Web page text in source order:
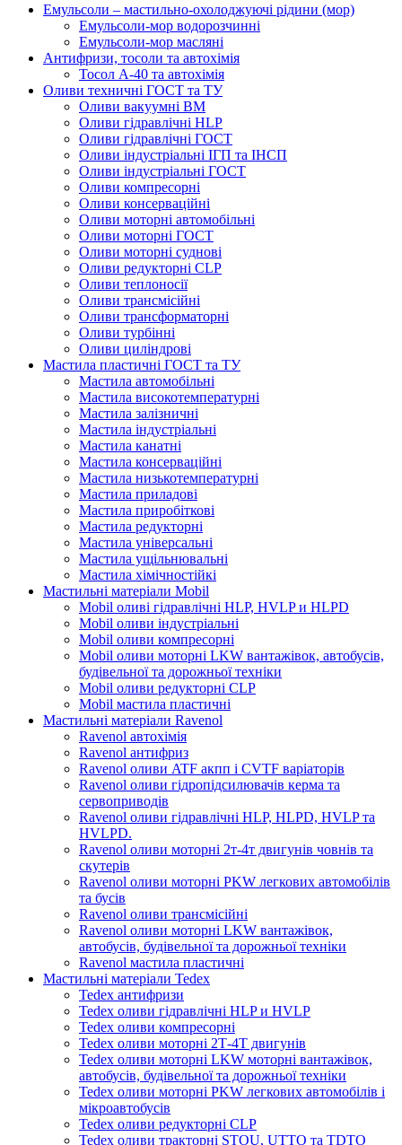
Емульсоли – мастильно-охолоджуючі рідини (мор)
Емульсоли-мор водорозчинні
Емульсоли-мор масляні
Антифризи, тосоли та автохімія
Тосол А-40 та автохімія
Оливи техничні ГОСТ та ТУ
Оливи вакуумні ВМ
Оливи гідравлічні HLP
Оливи гідравлічні ГОСТ
Оливи індустріальні ІГП та ІНСП
Оливи індустріальні ГОСТ
Оливи компресорні
Оливи консерваційні
Оливи моторні автомобільні
Оливи моторні ГОСТ
Оливи моторні суднові
Оливи редукторні CLP
Оливи теплоносії
Оливи трансмісійні
Оливи трансформаторні
Оливи турбінні
Оливи циліндрові
Мастила пластичні ГОСТ та ТУ
Мастила автомобільні
Мастила високотемпературні
Мастила залізничні
Мастила індустріальні
Мастила канатні
Мастила консерваційні
Мастила низькотемпературні
Мастила приладові
Мастила приробіткові
Мастила редукторні
Мастила універсальні
Мастила ущільнювальні
Мастила хімічностійкі
Мастильні матеріали Mobil
Mobil оливі гідравлічні HLP, HVLP и HLPD
Mobil оливи індустріальні
Mobil оливи компресорні
Mobil оливи моторні LKW вантажівок, автобусів,
будівельної та дорожньої техніки
Mobil оливи редукторні CLP
Mobil мастила пластичні
Мастильні матеріали Ravenol
Ravenol автохімія
Ravenol антифриз
Ravenol оливи ATF акпп і CVTF варіаторів
Ravenol оливи гідропідсилювачів керма та
сервоприводів
Ravenol оливи гідравлічні HLP, HLPD, HVLP та
HVLPD.
Ravenol оливи моторні 2т-4т двигунів човнів та
скутерів
Ravenol оливи моторні PKW легкових автомобілів
та бусів
Ravenol оливи трансмісійні
Ravenol оливи моторні LKW вантажівок,
автобусів, будівельної та дорожньої техніки
Ravenol мастила пластичні
Мастильні матеріали Tedex
Tedex антифризи
Tedex оливи гідравлічні HLP и HVLP
Tedex оливи компресорні
Tedex оливи моторні 2Т-4Т двигунів
Tedex оливи моторні LKW моторні вантажівок,
автобусів, будівельної та дорожньої техніки
Tedex оливи моторні PKW легкових автомобілів і
мікроавтобусів
Tedex оливи редукторні CLP
Tedex оливи тракторні STOU, UTTO та TDTO